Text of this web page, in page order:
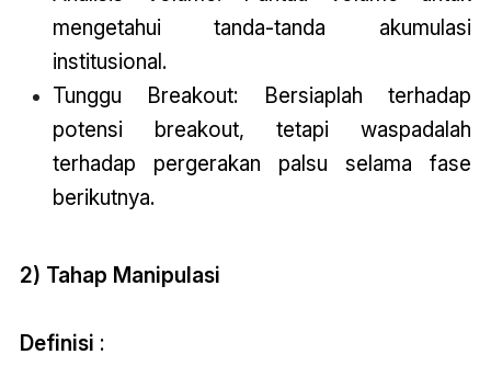
mengetahui tanda-tanda akumulasi
institusional.
Tunggu Breakout: Bersiaplah terhadap
potensi breakout, tetapi waspadalah
terhadap pergerakan palsu selama fase
berikutnya.
2) Tahap Manipulasi
Definisi :